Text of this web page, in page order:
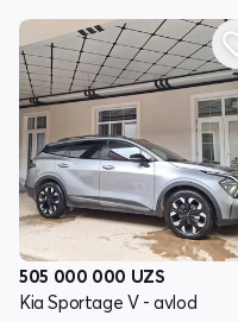
505 000 000 UZS
Kia Sportage V - avlod